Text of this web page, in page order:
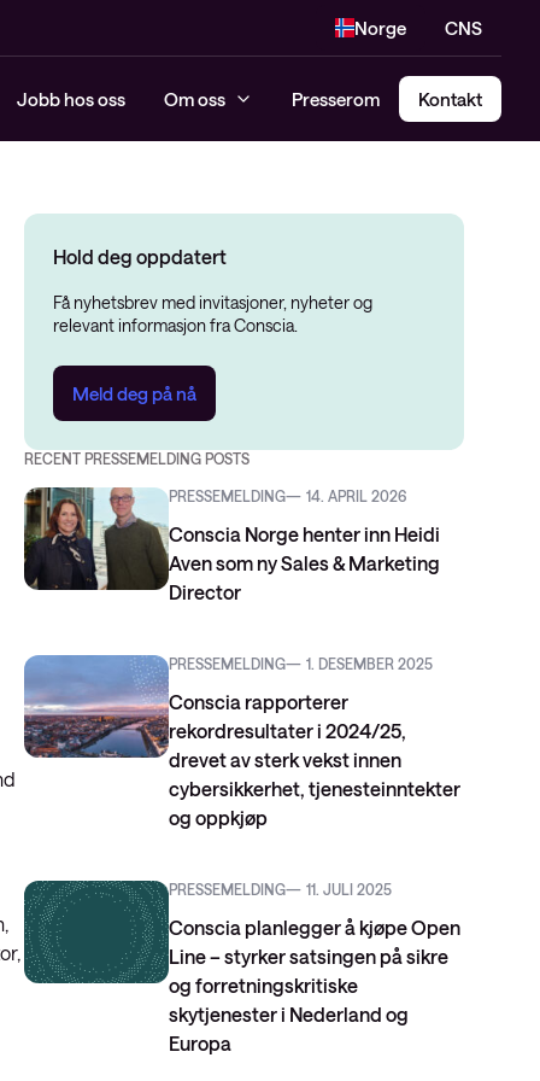
Norge CNS
Jobb hos oss Om oss Presserom Kontakt
Hold deg oppdatert
Få nyhetsbrev med invitasjoner, nyheter og
relevant informasjon fra Conscia.
Meld deg på nå
RECENT PRESSEMELDING POSTS
PRESSEMELDING 14. APRIL 2026
Conscia Norge henter inn Heidi
Aven som ny Sales & Marketing
Director
PRESSEMELDING 1. DESEMBER 2025
Conscia rapporterer
rekordresultater i 2024/25,
drevet av sterk vekst innen
cybersikkerhet, tjenesteinntekter
og oppkjøp
PRESSEMELDING 11. JULI 2025
Conscia planlegger å kjøpe Open
Line – styrker satsingen på sikre
og forretningskritiske
skytjenester i Nederland og
Europa